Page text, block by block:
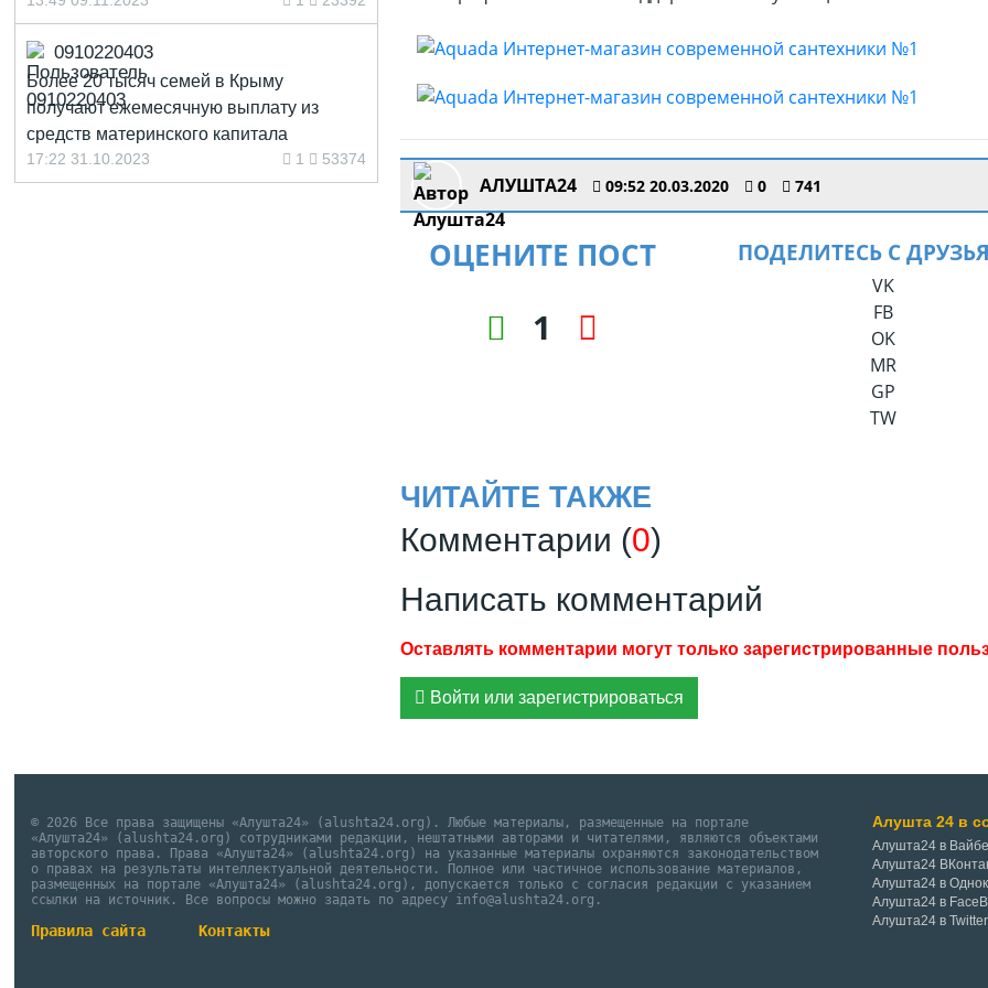
АЛУШТА24 09:52 20.03.2020 0 741
ОЦЕНИТЕ ПОСТ
1
ПОДЕЛИТЕСЬ С
VK
FB
OK
MR
GP
TW
ЧИТАЙТЕ ТАКЖЕ
Комментарии (0)
Написать комментарий
Войти или зарегистрироваться
0910220403
Более 20 тысяч семей в Крыму
получают ежемесячную выплату из
средств материнского капитала
17:22 31.10.2023 1 53374
© 2026 Все права защищены «Алушта24» (alushta24.org). Любые материалы, размещенные на портале
«Алушта24» (alushta24.org) сотрудниками редакции, нештатными авторами и читателями, являются объектами
авторского права. Права «Алушта24» (alushta24.org) на указанные материалы охраняются законодательством
о правах на результаты интеллектуальной деятельности. Полное или частичное использование материалов,
размещенных на портале «Алушта24» (alushta24.org), допускается только с согласия редакции с указанием
ссылки на источник. Все вопросы можно задать по адресу info@alushta24.org.
Правила сайта Контакты
Алушта 24 в
Алушта24 в
Алушта24
Алушта24 в
Алушта24 в
Алушта24 в Twitter